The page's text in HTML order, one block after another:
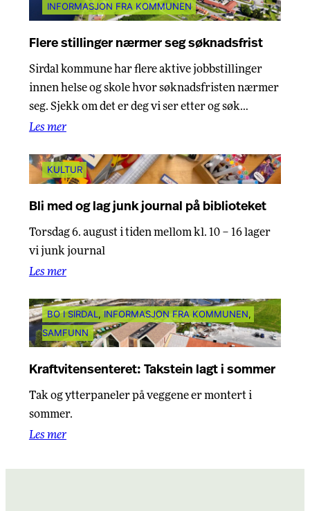
INFORMASJON FRA KOMMUNEN
Flere stillinger nærmer seg søknadsfrist
Sirdal kommune har flere aktive jobbstillinger
innen helse og skole hvor søknadsfristen nærmer
seg. Sjekk om det er deg vi ser etter og søk…
Les mer
KULTUR
Bli med og lag junk journal på biblioteket
Torsdag 6. august i tiden mellom kl. 10 – 16 lager
vi junk journal
Les mer
BO I SIRDAL, INFORMASJON FRA KOMMUNEN
SAMFUNN
Kraftvitensenteret: Takstein lagt i sommer
Tak og ytterpaneler på veggene er montert i
sommer.
Les mer